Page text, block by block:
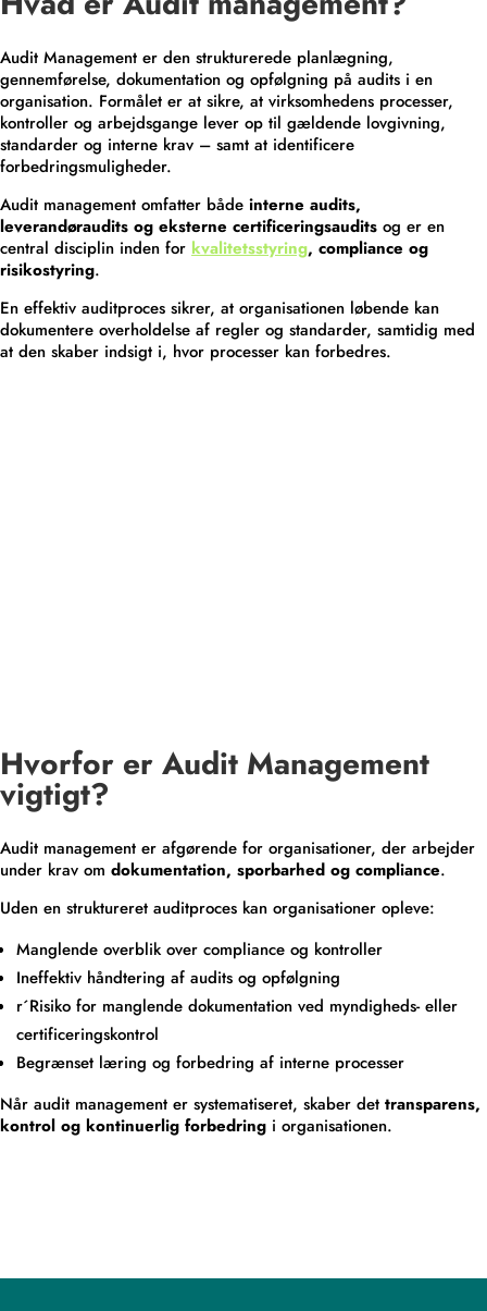
Audit Management er den strukturerede planlægning,
gennemførelse, dokumentation og opfølgning på audits i en
organisation. Formålet er at sikre, at virksomhedens processer,
kontroller og arbejdsgange lever op til gældende lovgivning,
standarder og interne krav – samt at identificere
forbedringsmuligheder.
Audit management omfatter både interne audits,
leverandøraudits og eksterne certificeringsaudits og er en
central disciplin inden for kvalitetsstyring, compliance og
risikostyring.
En effektiv auditproces sikrer, at organisationen løbende kan
dokumentere overholdelse af regler og standarder, samtidig med
at den skaber indsigt i, hvor processer kan forbedres.
Hvorfor er Audit Management
vigtigt?
Audit management er afgørende for organisationer, der arbejder
under krav om dokumentation, sporbarhed og compliance.
Uden en struktureret auditproces kan organisationer opleve:
Manglende overblik over compliance og kontroller
Ineffektiv håndtering af audits og opfølgning
r´Risiko for manglende dokumentation ved myndigheds- eller
certificeringskontrol
Begrænset læring og forbedring af interne processer
Når audit management er systematiseret, skaber det transparens,
kontrol og kontinuerlig forbedring i organisationen.